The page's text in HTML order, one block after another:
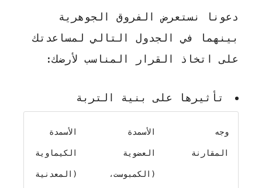
دعونا نستعرض الفروق الجوهرية
بينهما في الجدول التالي لمساعدتك
على اتخاذ القرار المناسب لأرضك:
تأثيرها على بنية التربة
وجه
المقارنة
الأسمدة
العضوية
(الكمبوست،
الأسمدة
الكيماوية
(المعدنية